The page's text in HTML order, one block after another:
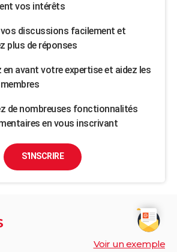
vos intérêts
vos discussions facilement et
plus de réponses
avant votre expertise et aidez les
de nombreuses fonctionnalités
en vous inscrivant
S'INSCRIRE
Voir un exemple